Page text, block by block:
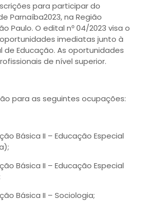
para participar do
Parnaíba2023, na Região
Paulo. O edital nº 04/2023 visa o
imediatas junto à
de Educação. As oportunidades
de nível superior.
para as seguintes ocupações:
Básica II – Educação Especial
Básica II – Educação Especial
Básica II – Sociologia;